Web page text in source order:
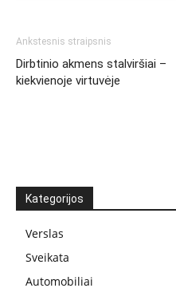
Ankstesnis straipsnis
Dirbtinio akmens stalviršiai –
kiekvienoje virtuvėje
Kategorijos
Verslas
Sveikata
Automobiliai